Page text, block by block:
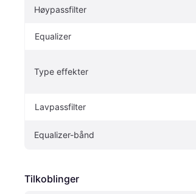
Høypassfilter
Equalizer
Type effekter
Lavpassfilter
Equalizer-bånd
Tilkoblinger